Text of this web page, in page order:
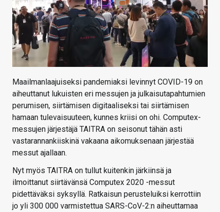
HAKU
Maailmanlaajuiseksi pandemiaksi levinnyt COVID-19 on
aiheuttanut lukuisten eri messujen ja julkaisutapahtumien
perumisen, siirtämisen digitaaliseksi tai siirtämisen
hamaan tulevaisuuteen, kunnes kriisi on ohi. Computex-
messujen järjestäjä TAITRA on seisonut tähän asti
vastarannankiiskinä vakaana aikomuksenaan järjestää
messut ajallaan.
Nyt myös TAITRA on tullut kuitenkin järkiinsä ja
ilmoittanut siirtävänsä Computex 2020 -messut
pidettäväksi syksyllä. Ratkaisun perusteluiksi kerrottiin
jo yli 300 000 varmistettua SARS-CoV-2:n aiheuttamaa